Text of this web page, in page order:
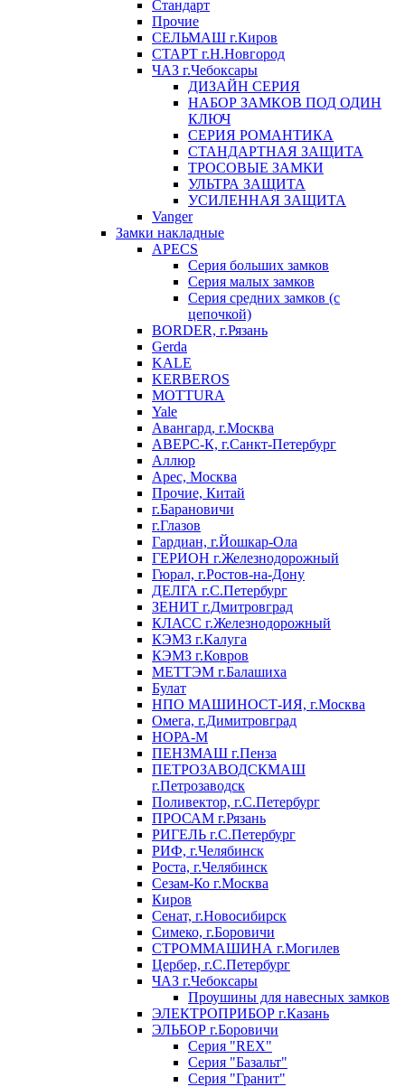
Стандарт
Прочие
СЕЛЬМАШ г.Киров
СТАРТ г.Н.Новгород
ЧАЗ г.Чебоксары
ДИЗАЙН СЕРИЯ
НАБОР ЗАМКОВ ПОД ОДИН
КЛЮЧ
СЕРИЯ РОМАНТИКА
СТАНДАРТНАЯ ЗАЩИТА
ТРОСОВЫЕ ЗАМКИ
УЛЬТРА ЗАЩИТА
УСИЛЕННАЯ ЗАЩИТА
Vanger
Замки накладные
APECS
Серия больших замков
Серия малых замков
Серия средних замков (с
цепочкой)
BORDER, г.Рязань
Gerda
KALE
KERBEROS
MOTTURA
Yale
Авангард, г.Москва
АВЕРС-К, г.Санкт-Петербург
Аллюр
Арес, Москва
Прочие, Китай
г.Барановичи
г.Глазов
Гардиан, г.Йошкар-Ола
ГЕРИОН г.Железнодорожный
Гюрал, г.Ростов-на-Дону
ДЕЛГА г.С.Петербург
ЗЕНИТ г.Дмитровград
КЛАСС г.Железнодорожный
КЭМЗ г.Калуга
КЭМЗ г.Ковров
МЕТТЭМ г.Балашиха
Булат
НПО МАШИНОСТ-ИЯ, г.Москва
Омега, г.Димитровград
НОРА-М
ПЕНЗМАШ г.Пенза
ПЕТРОЗАВОДСКМАШ
г.Петрозаводск
Поливектор, г.С.Петербург
ПРОСАМ г.Рязань
РИГЕЛЬ г.С.Петербург
РИФ, г.Челябинск
Роста, г.Челябинск
Сезам-Ко г.Москва
Киров
Сенат, г.Новосибирск
Симеко, г.Боровичи
СТРОММАШИНА г.Могилев
Цербер, г.С.Петербург
ЧАЗ г.Чебоксары
Проушины для навесных замков
ЭЛЕКТРОПРИБОР г.Казань
ЭЛЬБОР г.Боровичи
Серия "REX"
Серия "Базальт"
Серия "Гранит"